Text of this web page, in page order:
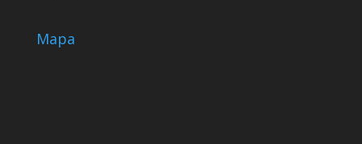
Mapa